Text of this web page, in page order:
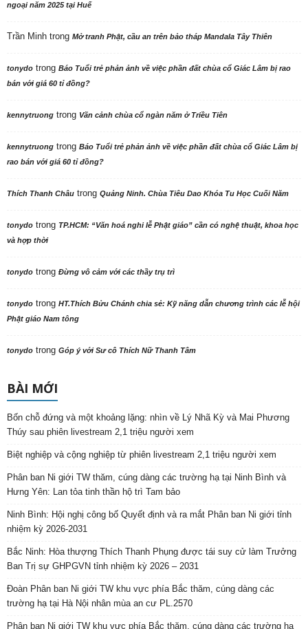
ngoại năm 2025 tại Huế
Trần Minh trong Mở tranh Phật, cầu an trên bảo tháp Mandala Tây Thiên
tonydo trong Báo Tuổi trẻ phản ảnh về việc phần đất chùa cổ Giác Lâm bị rao
bán với giá 60 tỉ đồng?
kennytruong trong Vãn cảnh chùa cổ ngàn năm ở Triều Tiên
kennytruong trong Báo Tuổi trẻ phản ảnh về việc phần đất chùa cổ Giác Lâm bị
rao bán với giá 60 tỉ đồng?
Thích Thanh Châu trong Quảng Ninh. Chùa Tiêu Dao Khóa Tu Học Cuối Năm
tonydo trong TP.HCM: “Văn hoá nghi lễ Phật giáo” cần có nghệ thuật, khoa học
và hợp thời
tonydo trong Đừng vô cảm với các thầy trụ trì
tonydo trong HT.Thích Bửu Chánh chia sẻ: Kỹ năng dẫn chương trình các lễ hội
Phật giáo Nam tông
tonydo trong Góp ý với Sư cô Thích Nữ Thanh Tâm
BÀI MỚI
Bốn chỗ đứng và một khoảng lặng: nhìn về Lý Nhã Kỳ và Mai Phương
Thúy sau phiên livestream 2,1 triệu người xem
Biệt nghiệp và cộng nghiệp từ phiên livestream 2,1 triệu người xem
Phân ban Ni giới TW thăm, cúng dàng các trường hạ tại Ninh Bình và
Hưng Yên: Lan tỏa tinh thần hộ trì Tam bảo
Ninh Bình: Hội nghị công bố Quyết định và ra mắt Phân ban Ni giới tỉnh
nhiệm kỳ 2026-2031
Bắc Ninh: Hòa thượng Thích Thanh Phụng được tái suy cử làm Trưởng
Ban Trị sự GHPGVN tỉnh nhiệm kỳ 2026 – 2031
Đoàn Phân ban Ni giới TW khu vực phía Bắc thăm, cúng dàng các
trường hạ tại Hà Nội nhân mùa an cư PL.2570
Phân ban Ni giới TW khu vực phía Bắc thăm, cúng dàng các trường hạ